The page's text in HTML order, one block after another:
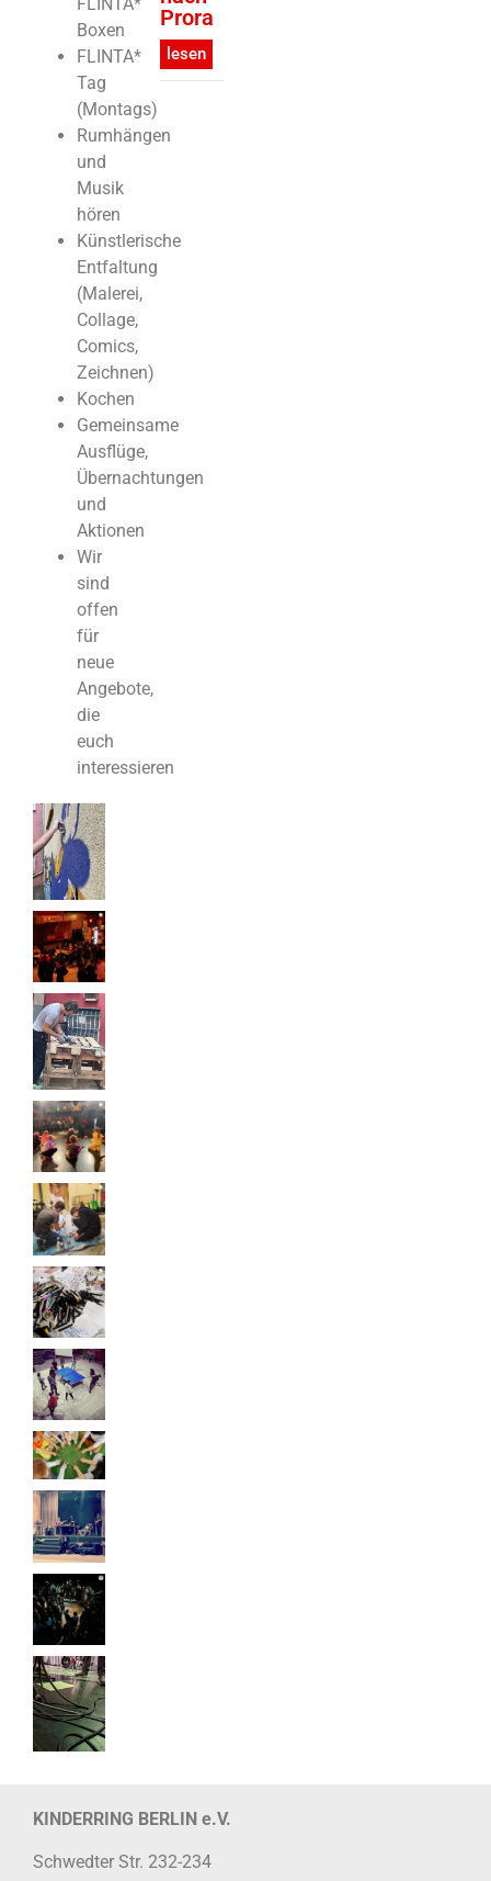
Boxen
FLINTA*
Tag
(Montags)
Rumhängen
und
Musik
hören
Künstlerische
Entfaltung
(Malerei,
Collage,
Comics,
Zeichnen)
Kochen
Gemeinsame
Ausflüge,
Übernachtungen
und
Aktionen
Wir
sind
offen
für
neue
Angebote,
die
euch
interessieren
Prora
lesen
KINDERRING BERLIN e.V.
Schwedter Str. 232-234